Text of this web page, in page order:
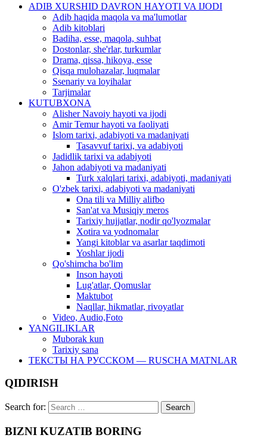
ADIB XURSHID DAVRON HAYOTI VA IJODI
Adib haqida maqola va ma'lumotlar
Adib kitoblari
Badiha, esse, maqola, suhbat
Dostonlar, she'rlar, turkumlar
Drama, qissa, hikoya, esse
Qisqa mulohazalar, luqmalar
Ssenariy va loyihalar
Tarjimalar
KUTUBXONA
Alisher Navoiy hayoti va ijodi
Amir Temur hayoti va faoliyati
Islom tarixi, adabiyoti va madaniyati
Tasavvuf tarixi, va adabiyoti
Jadidlik tarixi va adabiyoti
Jahon adabiyoti va madaniyati
Turk xalqlari tarixi, adabiyoti, madaniyati
O'zbek tarixi, adabiyoti va madaniyati
Ona tili va Milliy alifbo
San'at va Musiqiy meros
Tarixiy hujjatlar, nodir qo'lyozmalar
Xotira va yodnomalar
Yangi kitoblar va asarlar taqdimoti
Yoshlar ijodi
Qo'shimcha bo'lim
Inson hayoti
Lug'atlar, Qomuslar
Maktubot
Naqllar, hikmatlar, rivoyatlar
Video, Audio,Foto
YANGILIKLAR
Muborak kun
Tarixiy sana
ТЕКСТЫ НА РУССКОМ — RUSCHA MATNLAR
QIDIRISH
Search for:
BIZNI KUZATIB BORING